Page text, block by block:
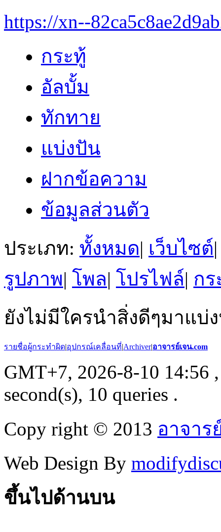
https://xn--
กระทู้
อัลบั้ม
ทักทาย
แบ่งปัน
ฝากข้อความ
ข้อมูลส่วนตัว
ประเภท: ทั้งหมด| เว็บไซต์|
รูปภาพ| โพล| โปรไฟล์| กร
ยังไม่มีใครนำสิ่งดีๆมาแบ่
รายชื่อผู้กระทำผิด|อุปกรณ์เคลื่อนที่|Archiver|อาจารย์เจน.com
GMT+7, 2026-8-10 14:56
second(s), 10 queries .
Copy right © 2013 อาจาร
Web Design By
ขึ้นไปด้านบน